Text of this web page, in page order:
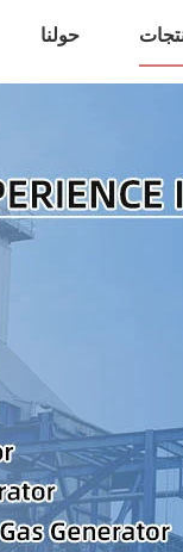
حولنا